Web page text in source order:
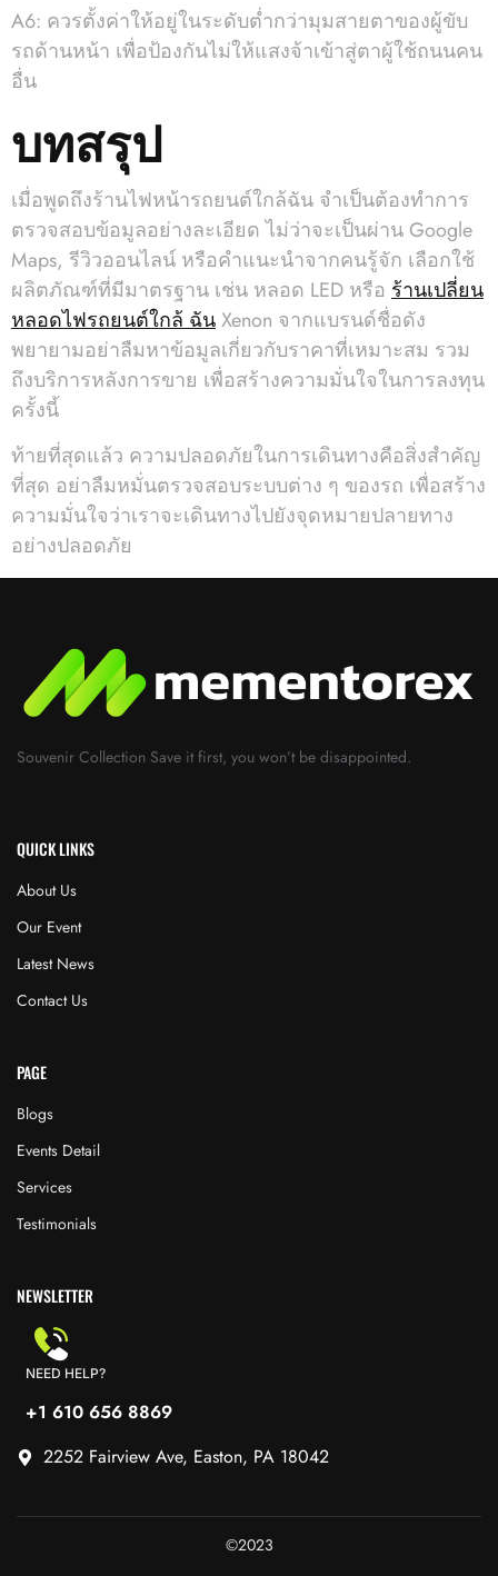
A6: ควรตั้งค่าให้อยู่ในระดับต่ำกว่ามุมสายตาของผู้ขับ
รถด้านหน้า เพื่อป้องกันไม่ให้แสงจ้าเข้าสู่ตาผู้ใช้ถนนคน
อื่น
บทสรุป
เมื่อพูดถึงร้านไฟหน้ารถยนต์ใกล้ฉัน จำเป็นต้องทำการ
ตรวจสอบข้อมูลอย่างละเอียด ไม่ว่าจะเป็นผ่าน Google
Maps, รีวิวออนไลน์ หรือคำแนะนำจากคนรู้จัก เลือกใช้
ผลิตภัณฑ์ที่มีมาตรฐาน เช่น หลอด LED หรือ ร้านเปลี่ยน
หลอดไฟรถยนต์ใกล้ ฉันXenon จากแบรนด์ชื่อดัง
พยายามอย่าลืมหาข้อมูลเกี่ยวกับราคาที่เหมาะสม รวม
ถึงบริการหลังการขาย เพื่อสร้างความมั่นใจในการลงทุน
ครั้งนี้
ท้ายที่สุดแล้ว ความปลอดภัยในการเดินทางคือสิ่งสำคัญ
ที่สุด อย่าลืมหมั่นตรวจสอบระบบต่าง ๆ ของรถ เพื่อสร้าง
ความมั่นใจว่าเราจะเดินทางไปยังจุดหมายปลายทาง
อย่างปลอดภัย
Souvenir Collection Save it first, you won’t be disappointed.
QUICK LINKS
About Us
Our Event
Latest News
Contact Us
PAGE
Blogs
Events Detail
Services
Testimonials
NEWSLETTER
NEED HELP?
+1 610 656 8869
2252 Fairview Ave, Easton, PA 18042
©2023